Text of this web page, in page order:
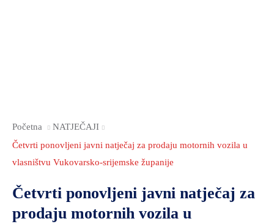
Početna
NATJEČAJI
Četvrti ponovljeni javni natječaj za prodaju motornih vozila u
vlasništvu Vukovarsko-srijemske županije
Četvrti ponovljeni javni natječaj za
prodaju motornih vozila u